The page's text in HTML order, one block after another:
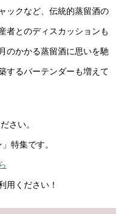
ックなど、伝統的蒸留酒の
者とのディスカッションも
のかかる蒸留酒に思いを馳
するバーテンダーも増えて
さい。
特集です。
用ください！